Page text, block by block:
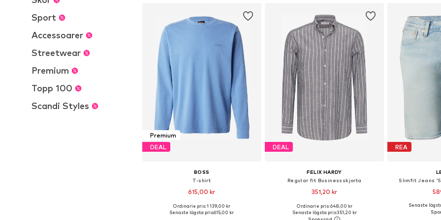
Sport
Accessoarer
Streetwear
Premium
Topp 100
Scandi Styles
Premium
DEAL
BOSS
T-shirt
615,00 kr
Tillgängliga storlekar: M, L, XL
Ordinarie pris: 1 139,00 kr
Senaste lägsta pris:615,00 kr
DEAL
FELIX HARDY
Regular fit Businessskjorta
351,20 kr
Ordinarie pris: 648,00 kr
Senaste lägsta pris:351,20 kr
REA
Slimfit Jeans
Tillgänglig
Senaste